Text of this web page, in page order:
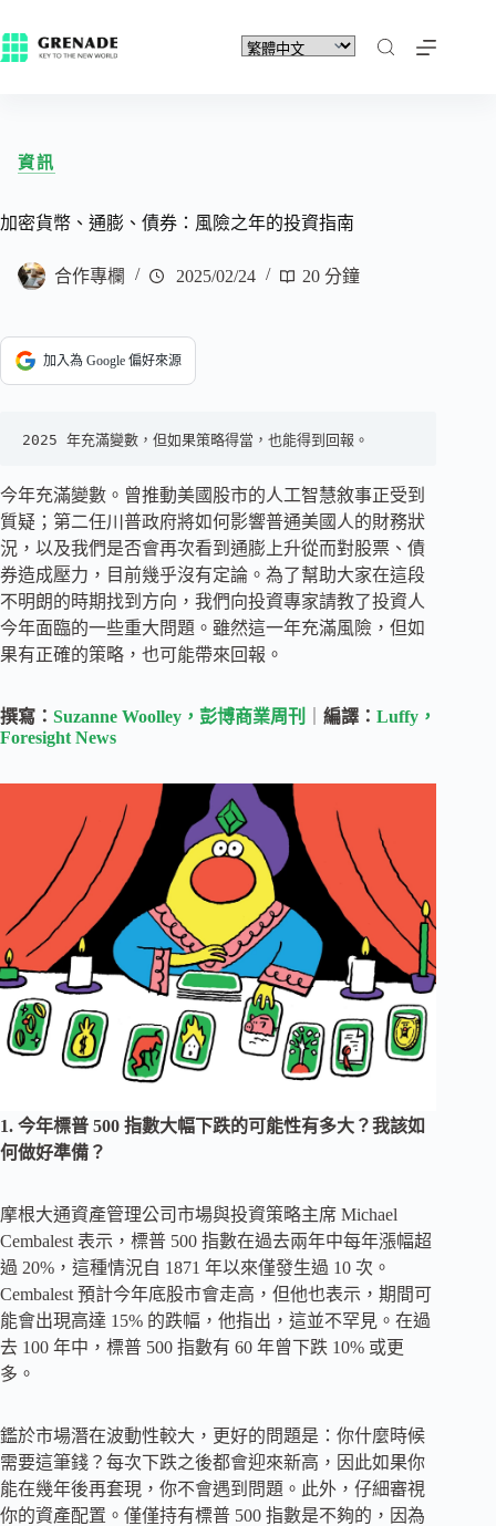
資訊
加密貨幣、通膨、債券：風險之年的投資指南
合作專欄 2025/02/24 20 分鐘
加入為 Google 偏好來源
2025 年充滿變數，但如果策略得當，也能得到回報。
今年充滿變數。曾推動美國股市的人工智慧敘事正受到
質疑；第二任川普政府將如何影響普通美國人的財務狀
況，以及我們是否會再次看到通膨上升從而對股票、債
券造成壓力，目前幾乎沒有定論。為了幫助大家在這段
不明朗的時期找到方向，我們向投資專家請教了投資人
今年面臨的一些重大問題。雖然這一年充滿風險，但如
果有正確的策略，也可能帶來回報。
撰寫： Suzanne Woolley，彭博商業周刊 編譯： Luffy，
Foresight News
1. 今年標普 500 指數大幅下跌的可能性有多大？我該如
何做好準備？
摩根大通資產管理公司市場與投資策略主席 Michael
Cembalest 表示，標普 500 指數在過去兩年中每年漲幅超
過 20%，這種情況自 1871 年以來僅發生過 10 次。
Cembalest 預計今年底股市會走高，但他也表示，期間可
能會出現高達 15% 的跌幅，他指出，這並不罕見。在過
去 100 年中，標普 500 指數有 60 年曾下跌 10% 或更
多。
鑑於市場潛在波動性較大，更好的問題是：你什麼時候
需要這筆錢？每次下跌之後都會迎來新高，因此如果你
能在幾年後再套現，你不會遇到問題。此外，仔細審視
你的資產配置。僅僅持有標普 500 指數是不夠的，因為